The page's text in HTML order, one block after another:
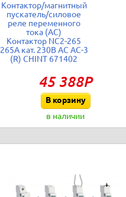
Контактор/магнитный
пускатель/силовое
реле переменного
тока (АС)
Контактор NC2-265
265А кат. 230В AC AC-3
(R) CHINT 671402
45 388Р
В корзину
в наличии